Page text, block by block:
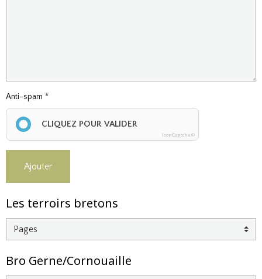
Anti-spam
CLIQUEZ POUR VALIDER
IconCaptcha ©
Ajouter
Les terroirs bretons
Bro Gerne/Cornouaille